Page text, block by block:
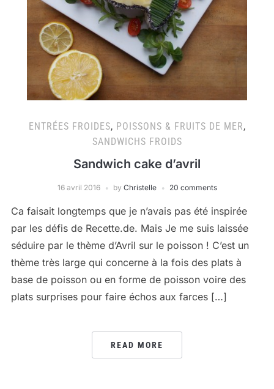
ENTRÉES FROIDES, POISSONS & FRUITS DE MER,
SANDWICHS FROIDS
Sandwich cake d’avril
16 avril 2016 by Christelle 20 comments
Ca faisait longtemps que je n’avais pas été inspirée
par les défis de Recette.de. Mais Je me suis laissée
séduire par le thème d’Avril sur le poisson ! C’est un
thème très large qui concerne à la fois des plats à
base de poisson ou en forme de poisson voire des
plats surprises pour faire échos aux farces […]
READ MORE